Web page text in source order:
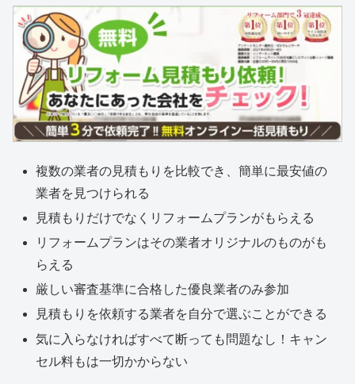
複数の業者の見積もりを比較でき、簡単に最安値の
業者を見つけられる
見積もりだけでなくリフォームプランがもらえる
リフォームプランはその業者オリジナルのものがも
らえる
厳しい審査基準に合格した優良業者のみ参加
見積もりを依頼する業者を自分で選ぶことができる
気に入らなければすべて断っても問題なし！キャン
セル料もは一切かからない